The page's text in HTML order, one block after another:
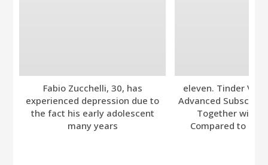
Fabio Zucchelli, 30, has
experienced depression due to
the fact his early adolescent
many years
eleven. Tinder
Advanced
Together with
Compared to